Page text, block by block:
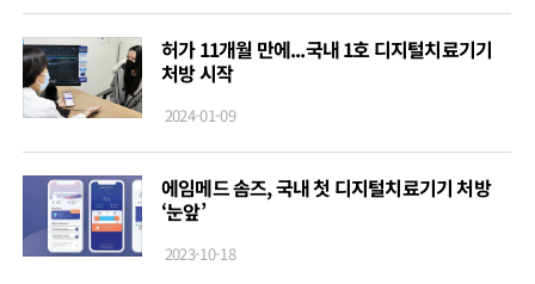
허가 11개월 만에...국내 1호 디지털치료기기
처방 시작
2024-01-09
에임메드 솜즈, 국내 첫 디지털치료기기 처방
‘눈앞’
2023-10-18